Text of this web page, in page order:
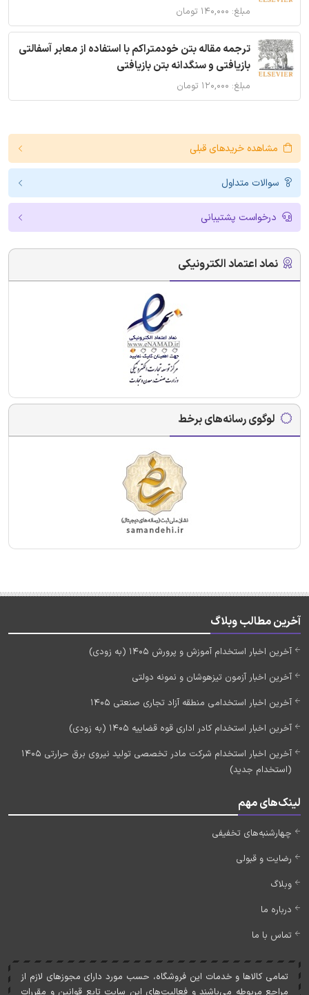
مبلغ: ۱۴۰,۰۰۰ تومان
ترجمه مقاله بتن خودمتراکم با استفاده از معابر آسفالتی
بازیافتی و سنگدانه بتن بازیافتی
مبلغ: ۱۲۰,۰۰۰ تومان
مشاهده خریدهای قبلی
سوالات متداول
درخواست پشتیبانی
نماد اعتماد الکترونیکی
لوگوی رسانه‌های برخط
آخرین مطالب وبلاگ
آخرین اخبار استخدام آموزش و پرورش 1405 (به زودی)
آخرین اخبار آزمون تیزهوشان و نمونه دولتی
آخرین اخبار استخدامی منطقه آزاد تجاری صنعتی 1405
آخرین اخبار استخدام کادر اداری قوه قضاییه 1405 (به زودی)
آخرین اخبار استخدام شرکت مادر تخصصی تولید نیروی برق حرارتی 1405
(استخدام جدید)
لینک‌های مهم
چهارشنبه‌های تخفیفی
رضایت و قبولی
وبلاگ
درباره ما
تماس با ما
تمامی کالاها و خدمات اين فروشگاه، حسب مورد دارای مجوزهای لازم از
مراجع مربوطه می‌باشند و فعاليت‌های اين سايت تابع قوانين و مقررات